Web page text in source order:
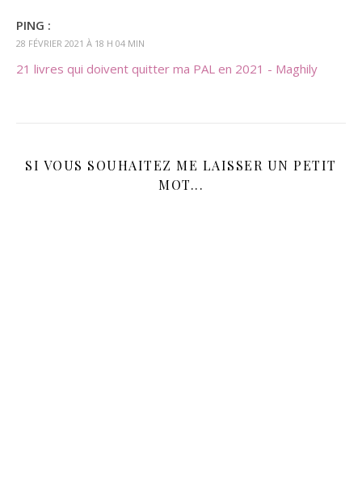
PING :
28 FÉVRIER 2021 À 18 H 04 MIN
21 livres qui doivent quitter ma PAL en 2021 - Maghily
SI VOUS SOUHAITEZ ME LAISSER UN PETIT
MOT...